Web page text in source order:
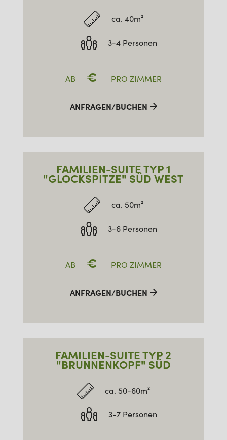
ca. 40m²
3-4 Personen
AB € PRO ZIMMER
ANFRAGEN/BUCHEN
FAMILIEN-SUITE TYP 1
"GLOCKSPITZE" SÜD WEST
ca. 50m²
3-6 Personen
AB € PRO ZIMMER
ANFRAGEN/BUCHEN
FAMILIEN-SUITE TYP 2
"BRUNNENKOPF" SÜD
ca. 50-60m²
3-7 Personen